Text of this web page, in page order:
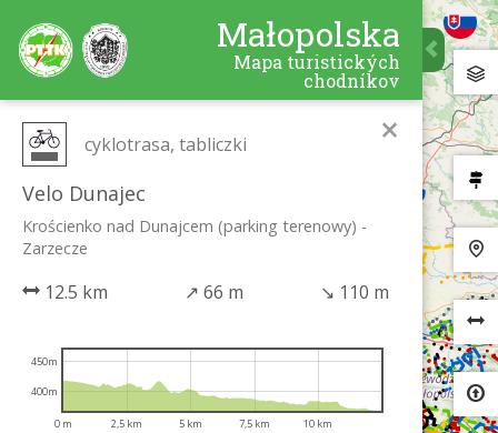
Małopolska
Mapa turistických
chodníkov
×
cyklotrasa, tabliczki
Velo Dunajec
Krościenko nad Dunajcem (parking terenowy) -
Zarzecze
12.5 km ↗ 66 m ↘ 110 m
0 m 2,5 km 5 km 7,5 km 10 km
400m
450m